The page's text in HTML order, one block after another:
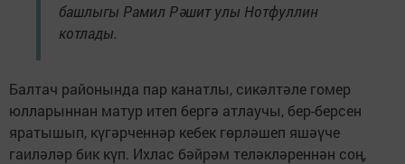
башлыгы Рамил Рәшит улы Нотфуллин
котлады.
Балтач районында пар канатлы, сикәлтәле гомер
юлларыннан матур итеп бергә атлаучы, бер-берсен
яратышып, күгәрченнәр кебек гөрләшеп яшәүче
гаиләләр бик күп. Ихлас бәйрәм теләкләреннән соң,